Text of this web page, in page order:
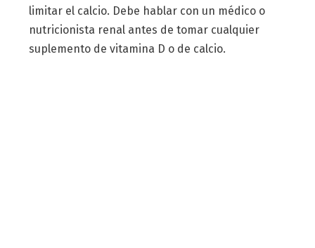
limitar el calcio. Debe hablar con un médico o
nutricionista renal antes de tomar cualquier
suplemento de vitamina D o de calcio.